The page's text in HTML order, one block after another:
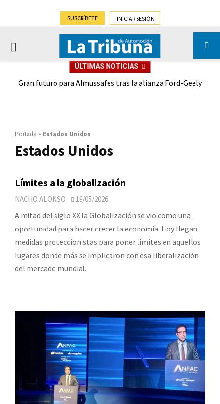
SUSCRÍBETE INICIAR SESIÓN
PRIMARY
ÚLTIMAS NOTICIAS
Gran futuro para Almussafes tras la alianza Ford-Geely
Portada » Estados Unidos
Estados Unidos
Límites a la globalización
NACHO ALONSO 19/05/2026
A mitad del siglo XX la Globalización se vio como una
oportunidad para hacer crecer la economía. Hoy llegan
medidas proteccionistas para poner límites en aquellos
lugares donde más se implicaron con esa liberalización
del mercado mundial.